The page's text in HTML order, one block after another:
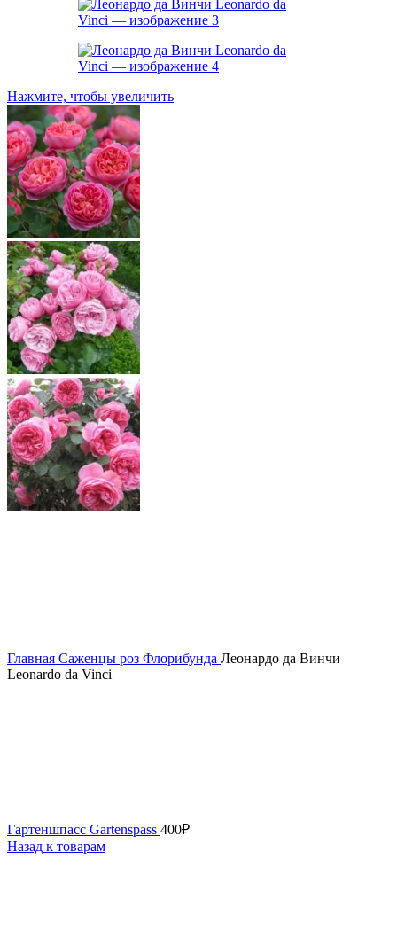
Нажмите, чтобы увеличить
Главная Саженцы роз Флорибунда Леонардо да Винчи
Leonardo da Vinci
Гартеншпасс Gartenspass 400₽
Назад к товарам